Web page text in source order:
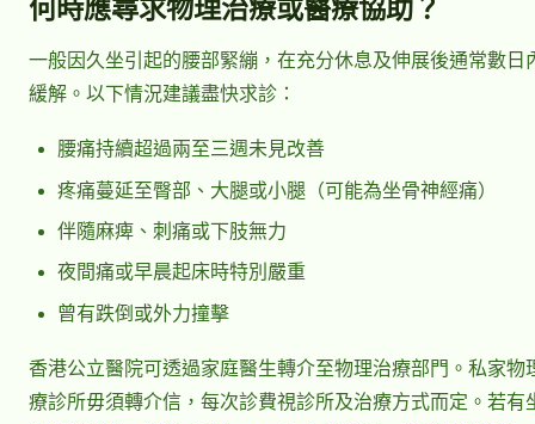
何時應尋求物理治療或醫療協助？
一般因久坐引起的腰部緊繃，在充分休息及伸展後通常數日
緩解。以下情況建議盡快求診：
腰痛持續超過兩至三週未見改善
疼痛蔓延至臀部、大腿或小腿（可能為坐骨神經痛）
伴隨麻痺、刺痛或下肢無力
夜間痛或早晨起床時特別嚴重
曾有跌倒或外力撞擊
香港公立醫院可透過家庭醫生轉介至物理治療部門。私家物
療診所毋須轉介信，每次診費視診所及治療方式而定。若有